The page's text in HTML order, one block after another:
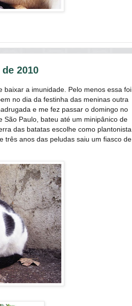
2010
baixar a imunidade. Pelo menos essa foi
no dia da festinha das meninas outra
e me fez passar o domingo no
São Paulo, bateu até um minipânico de
das batatas escolhe como plantonista
três anos das peludas saiu um fiasco de